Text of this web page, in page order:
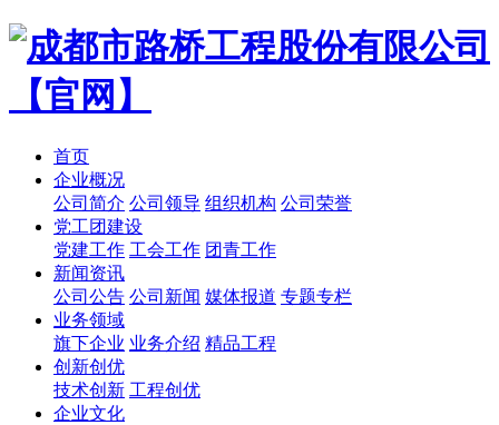
首页
企业概况
公司简介 公司领导 组织机构 公司荣誉
党工团建设
党建工作 工会工作 团青工作
新闻资讯
公司公告 公司新闻 媒体报道 专题专栏
业务领域
旗下企业 业务介绍 精品工程
创新创优
技术创新 工程创优
企业文化